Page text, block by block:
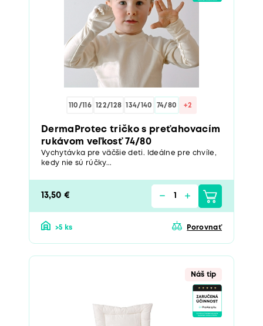
110/116 122/128 134/140 74/80 +2
DermaProtec tričko s preťahovacím
rukávom veľkosť 74/80
Vychytávka pre väčšie deti. Ideálne pre chvíle,
kedy nie sú rúčky...
13,50 €
>5 ks Porovnať
Náš tip